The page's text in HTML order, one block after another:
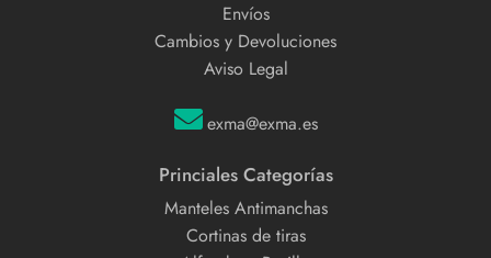
Envíos
Cambios y Devoluciones
Aviso Legal
exma@exma.es
Princiales Categorías
Manteles Antimanchas
Cortinas de tiras